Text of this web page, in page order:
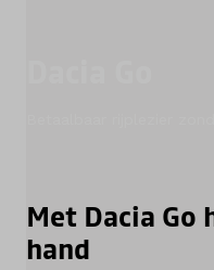
Vergelijken
Met Dacia Go
hand